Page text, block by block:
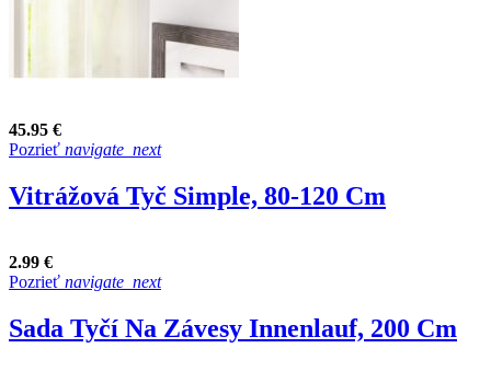
45.95 €
Pozrieť navigate_next
Vitrážová Tyč Simple, 80-120 Cm
2.99 €
Pozrieť navigate_next
Sada Tyčí Na Závesy Innenlauf, 200 Cm